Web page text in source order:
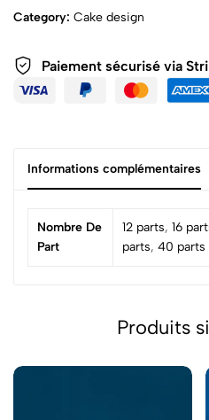
Category: Cake design
Paiement sécurisé via
Informations complémentaires
Nombre De
Part
12 parts, 16
parts, 40 parts
Produits